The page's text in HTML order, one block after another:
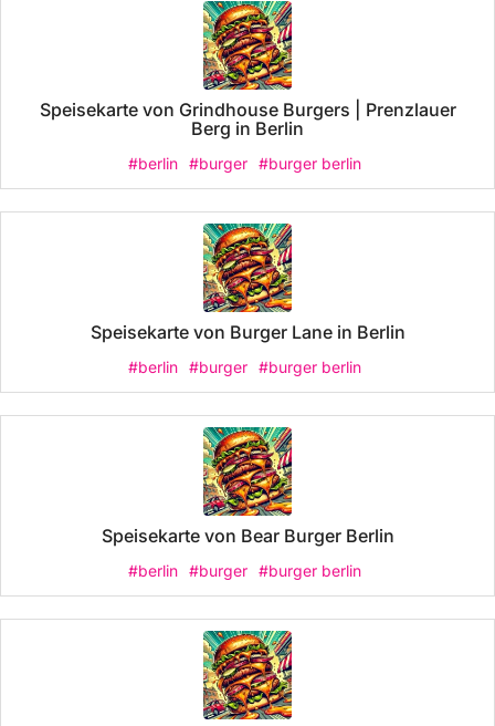
Speisekarte von Grindhouse Burgers | Prenzlauer
Berg in Berlin
#berlin #burger #burger berlin
Speisekarte von Burger Lane in Berlin
#berlin #burger #burger berlin
Speisekarte von Bear Burger Berlin
#berlin #burger #burger berlin